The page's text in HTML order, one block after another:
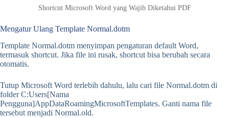
Shortcut Microsoft Word yang Wajib Diketahui PDF
Mengatur Ulang Template Normal.dotm
Template Normal.dotm menyimpan pengaturan default Word,
termasuk shortcut. Jika file ini rusak, shortcut bisa berubah secara
otomatis.
Tutup Microsoft Word terlebih dahulu, lalu cari file Normal.dotm di
folder C:Users[Nama
Pengguna]AppDataRoamingMicrosoftTemplates. Ganti nama file
tersebut menjadi Normal.old.